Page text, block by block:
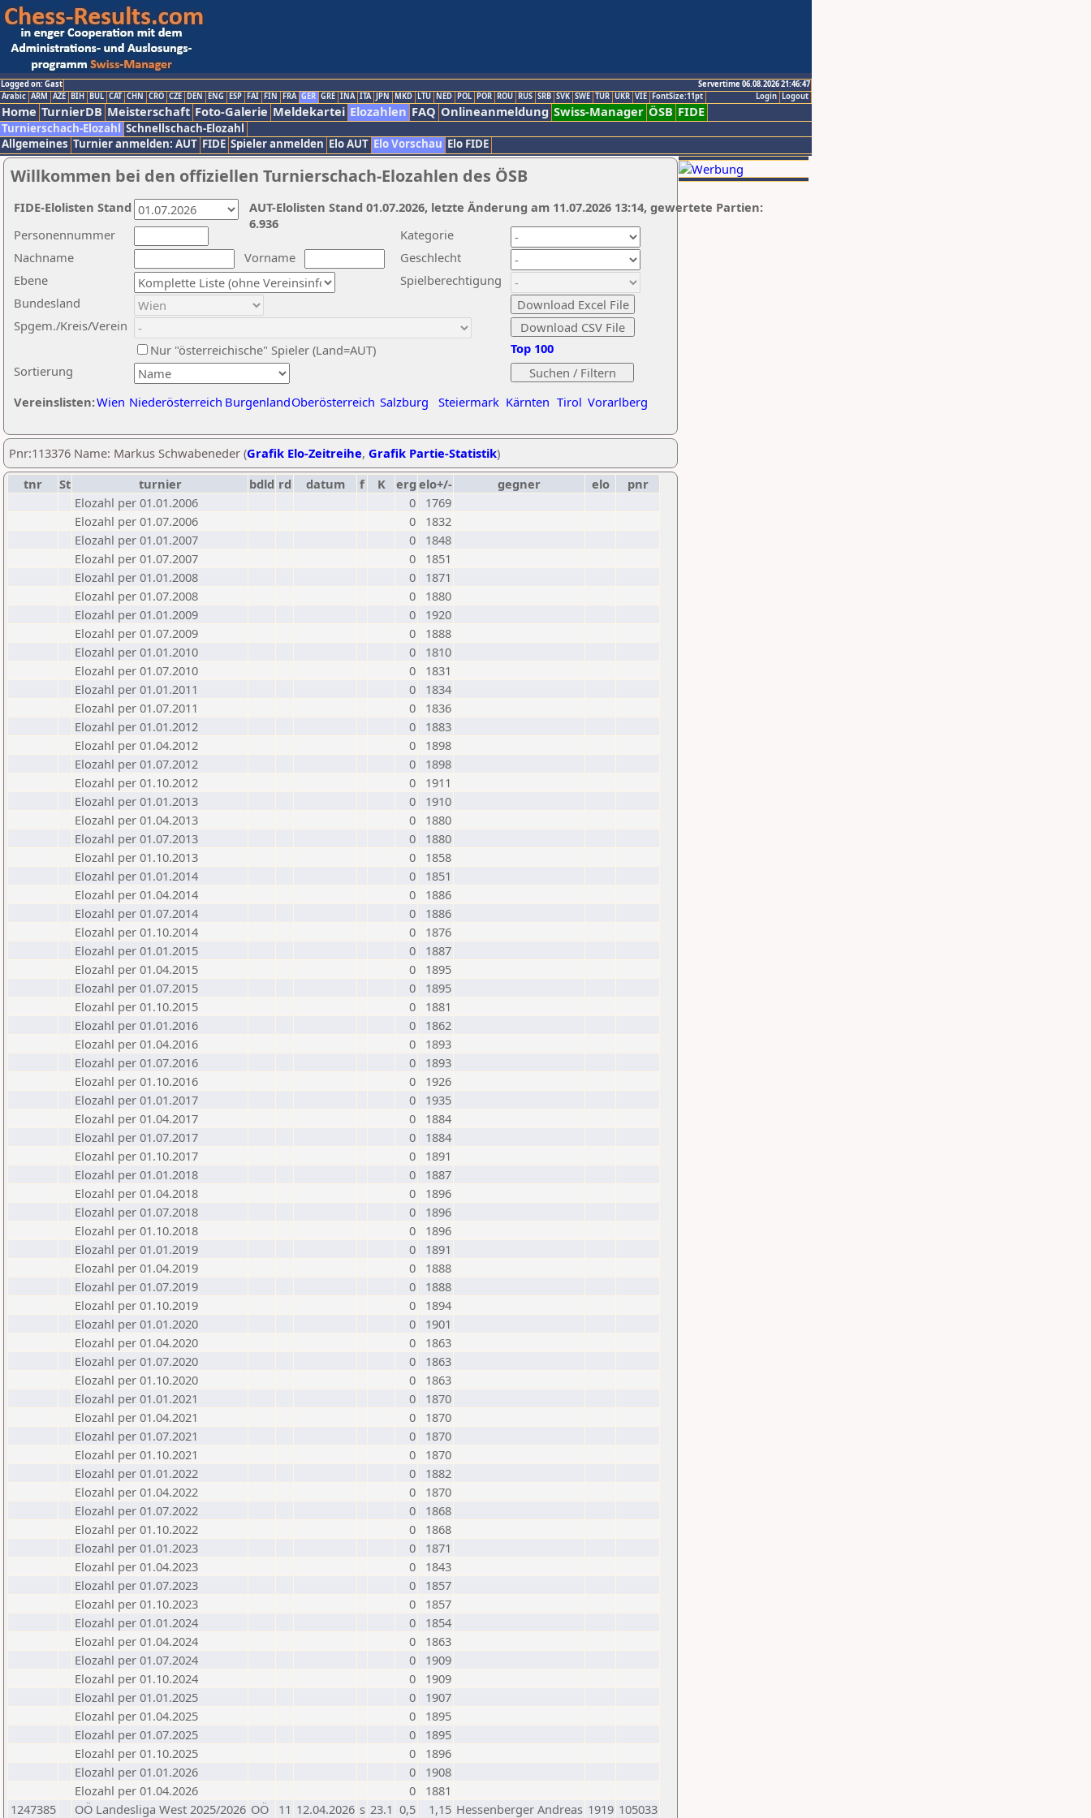
Logged on: Gast
Servertime 06.08.2026 21:46:47
Logout
Login
Arabic ARM AZE BIH BUL CAT CHN CRO CZE DEN ENG ESP FAI FIN FRA GER GRE INA ITA JPN MKD LTU NED POL POR ROU RUS SRB SVK SWE TUR UKR VIE FontSize:11pt
Home TurnierDB Meisterschaft Foto-Galerie Meldekartei Elozahlen FAQ Onlineanmeldung Swiss-Manager ÖSB FIDE
Turnierschach-Elozahl Schnellschach-Elozahl
Allgemeines Turnier anmelden: AUT FIDE Spieler anmelden Elo AUT Elo Vorschau Elo FIDE
Willkommen bei den offiziellen Turnierschach-Elozahlen des ÖSB
Nachname
Vorname
Ebene
Kategorie
Sortierung
Personennummer
Bundesland
Spgem./Kreis/Verein
Geschlecht
Nur "österreichische" Spieler (Land=AUT)
Spielberechtigung
Vereinslisten:Wien Niederösterreich BurgenlandOberösterreich Salzburg Steiermark Kärnten Tirol Vorarlberg
Top 100
AUT-Elolisten Stand 01.07.2026, letzte Änderung am 11.07.2026 13:14, gewertete Partien:
6.936
FIDE-Elolisten Stand
Pnr:113376 Name: Markus Schwabeneder (Grafik Elo-Zeitreihe, Grafik Partie-Statistik)
tnr
St turnier bdld rd datum f K erg elo+/- gegner elo
pnr
Elozahl per 01.01.2006
0
1769
Elozahl per 01.07.2006
0
1832
Elozahl per 01.01.2007
0
1848
Elozahl per 01.07.2007
0
1851
Elozahl per 01.01.2008
0
1871
Elozahl per 01.07.2008
0
1880
Elozahl per 01.01.2009
0
1920
Elozahl per 01.07.2009
0
1888
Elozahl per 01.01.2010
0
1810
Elozahl per 01.07.2010
0
1831
Elozahl per 01.01.2011
0
1834
Elozahl per 01.07.2011
0
1836
Elozahl per 01.01.2012
0
1883
Elozahl per 01.04.2012
0
1898
Elozahl per 01.07.2012
0
1898
Elozahl per 01.10.2012
0
1911
Elozahl per 01.01.2013
0
1910
Elozahl per 01.04.2013
0
1880
Elozahl per 01.07.2013
0
1880
Elozahl per 01.10.2013
0
1858
Elozahl per 01.01.2014
0
1851
Elozahl per 01.04.2014
0
1886
Elozahl per 01.07.2014
0
1886
Elozahl per 01.10.2014
0
1876
Elozahl per 01.01.2015
0
1887
Elozahl per 01.04.2015
0
1895
Elozahl per 01.07.2015
0
1895
Elozahl per 01.10.2015
0
1881
Elozahl per 01.01.2016
0
1862
Elozahl per 01.04.2016
0
1893
Elozahl per 01.07.2016
0
1893
Elozahl per 01.10.2016
0
1926
Elozahl per 01.01.2017
0
1935
Elozahl per 01.04.2017
0
1884
Elozahl per 01.07.2017
0
1884
Elozahl per 01.10.2017
0
1891
Elozahl per 01.01.2018
0
1887
Elozahl per 01.04.2018
0
1896
Elozahl per 01.07.2018
0
1896
Elozahl per 01.10.2018
0
1896
Elozahl per 01.01.2019
0
1891
Elozahl per 01.04.2019
0
1888
Elozahl per 01.07.2019
0
1888
Elozahl per 01.10.2019
0
1894
Elozahl per 01.01.2020
0
1901
Elozahl per 01.04.2020
0
1863
Elozahl per 01.07.2020
0
1863
Elozahl per 01.10.2020
0
1863
Elozahl per 01.01.2021
0
1870
Elozahl per 01.04.2021
0
1870
Elozahl per 01.07.2021
0
1870
Elozahl per 01.10.2021
0
1870
Elozahl per 01.01.2022
0
1882
Elozahl per 01.04.2022
0
1870
Elozahl per 01.07.2022
0
1868
Elozahl per 01.10.2022
0
1868
Elozahl per 01.01.2023
0
1871
Elozahl per 01.04.2023
0
1843
Elozahl per 01.07.2023
0
1857
Elozahl per 01.10.2023
0
1857
Elozahl per 01.01.2024
0
1854
Elozahl per 01.04.2024
0
1863
Elozahl per 01.07.2024
0
1909
Elozahl per 01.10.2024
0
1909
Elozahl per 01.01.2025
0
1907
Elozahl per 01.04.2025
0
1895
Elozahl per 01.07.2025
0
1895
Elozahl per 01.10.2025
0
1896
Elozahl per 01.01.2026
0
1908
Elozahl per 01.04.2026
0
1881
1247385
OÖ Landesliga West 2025/2026 OÖ 11 12.04.2026 s 23.1 0,5 1,15 Hessenberger Andreas 1919 105033